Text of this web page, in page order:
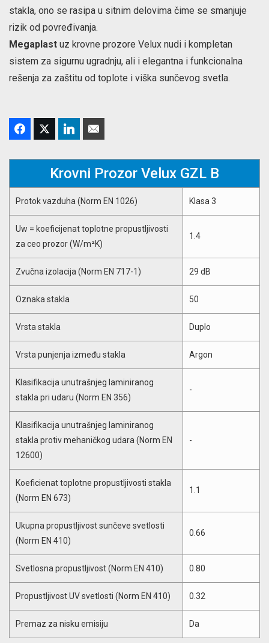
stakla, ono se rasipa u sitnim delovima čime se smanjuje
rizik od povređivanja.
Megaplast uz krovne prozore Velux nudi i kompletan
sistem za sigurnu ugradnju, ali i elegantna i funkcionalna
rešenja za zaštitu od toplote i viška sunčevog svetla.
Krovni Prozor Velux GZL B
Protok vazduha (Norm EN 1026) Klasa 3
Uw = koeficijenat toplotne propustljivosti
za ceo prozor (W/m²K)
1.4
Zvučna izolacija (Norm EN 717-1) 29 dB
Oznaka stakla 50
Vrsta stakla Duplo
Vrsta punjenja između stakla Argon
Klasifikacija unutrašnjeg laminiranog
stakla pri udaru (Norm EN 356)
-
Klasifikacija unutrašnjeg laminiranog
stakla protiv mehaničkog udara (Norm EN
12600)
-
Koeficienat toplotne propustljivosti stakla
(Norm EN 673)
1.1
Ukupna propustljivost sunčeve svetlosti
(Norm EN 410)
0.66
Svetlosna propustljivost (Norm EN 410) 0.80
Propustljivost UV svetlosti (Norm EN 410) 0.32
Premaz za nisku emisiju Da